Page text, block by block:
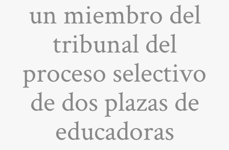
un miembro del
tribunal del
proceso selectivo
de dos plazas de
educadoras